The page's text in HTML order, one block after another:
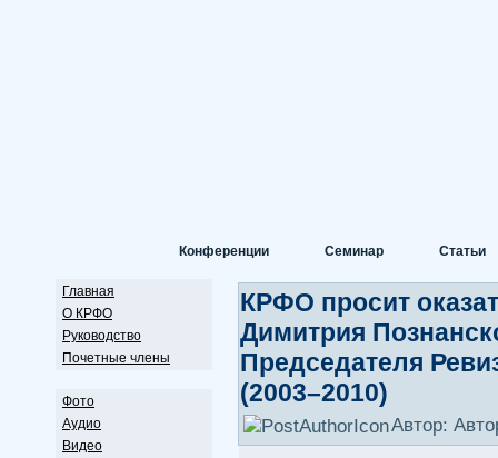
Конференции Семинар Статьи
Главная
О КРФО
Руководство
Почетные члены
Фото
Аудио
Видео
КРФО просит
Димитрия
Председателя
(2003–2010)
Автор: